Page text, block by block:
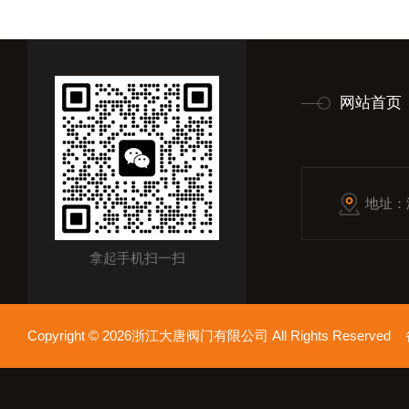
拿起手机扫一扫
网站首页
地址
Copyright © 2026浙江大唐阀门有限公司 All Rights Reserved